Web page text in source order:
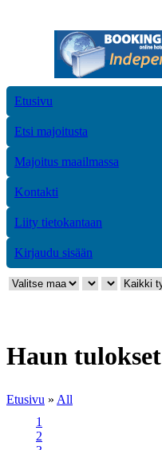
Etusivu
Etsi majoitusta
Majoitus maailmassa
Kontakti
Liity tietokantaan
Kirjaudu sisään
Haun tulokset
Etusivu » All
1
2